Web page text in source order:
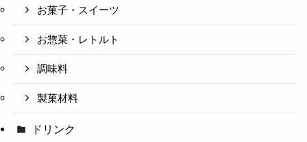
お菓子・スイーツ
お惣菜・レトルト
調味料
製菓材料
ドリンク